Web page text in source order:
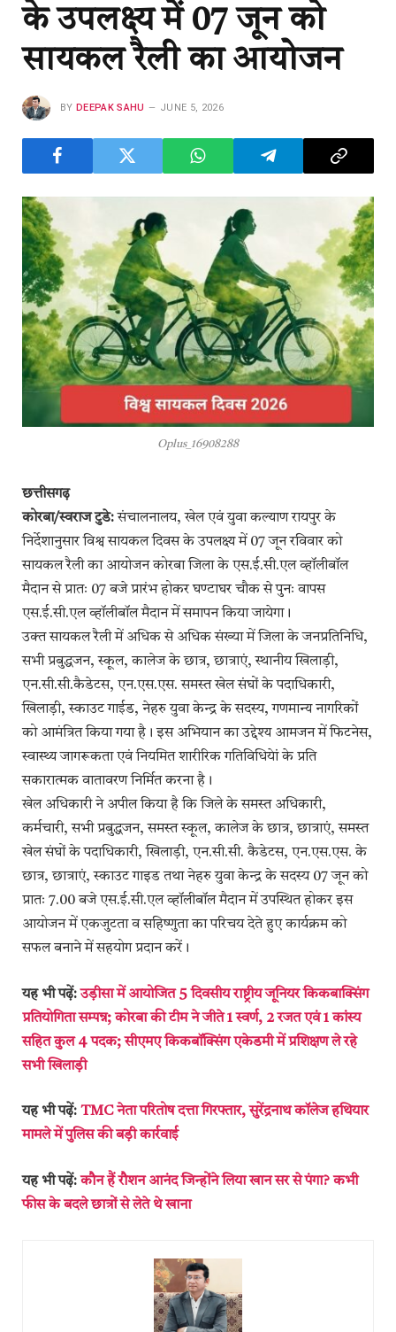
के उपलक्ष्य में 07 जून को
सायकल रैली का आयोजन
BY DEEPAK SAHU JUNE 5, 2026
Oplus_16908288
छत्तीसगढ़
कोरबा/स्वराज टुडे:संचालनालय, खेल एवं युवा कल्याण रायपुर के
निर्देशानुसार विश्व सायकल दिवस के उपलक्ष्य में 07 जून रविवार को
सायकल रैली का आयोजन कोरबा जिला के एस.ई.सी.एल व्हॉलीबॉल
मैदान से प्रातः 07 बजे प्रारंभ होकर घण्टाघर चौक से पुनः वापस
एस.ई.सी.एल व्हॉलीबॉल मैदान में समापन किया जायेगा।
उक्त सायकल रैली में अधिक से अधिक संख्या में जिला के जनप्रतिनिधि,
सभी प्रबुद्धजन, स्कूल, कालेज के छात्र, छात्राएं, स्थानीय खिलाड़ी,
एन.सी.सी.कैडेटस, एन.एस.एस. समस्त खेल संघों के पदाधिकारी,
खिलाड़ी, स्काउट गाईड, नेहरु युवा केन्द्र के सदस्य, गणमान्य नागरिकों
को आमंत्रित किया गया है। इस अभियान का उद्देश्य आमजन में फिटनेस,
स्वास्थ्य जागरूकता एवं नियमित शारीरिक गतिविधियेां के प्रति
सकारात्मक वातावरण निर्मित करना है।
खेल अधिकारी ने अपील किया है कि जिले के समस्त अधिकारी,
कर्मचारी, सभी प्रबुद्धजन, समस्त स्कूल, कालेज के छात्र, छात्राएं, समस्त
खेल संघों के पदाधिकारी, खिलाड़ी, एन.सी.सी. कैडेटस, एन.एस.एस. के
छात्र, छात्राएं, स्काउट गाइड तथा नेहरु युवा केन्द्र के सदस्य 07 जून को
प्रातः 7.00 बजे एस.ई.सी.एल व्हॉलीबॉल मैदान में उपस्थित होकर इस
आयोजन में एकजुटता व सहिष्णुता का परिचय देते हुए कार्यक्रम को
सफल बनाने में सहयोग प्रदान करें।
यह भी पढ़ें:उड़ीसा में आयोजित 5 दिवसीय राष्ट्रीय जूनियर किकबाक्सिंग
प्रतियोगिता सम्पन्न; कोरबा की टीम ने जीते 1 स्वर्ण, 2 रजत एवं 1 कांस्य
सहित कुल 4 पदक; सीएमए किकबॉक्सिंग एकेडमी में प्रशिक्षण ले रहे
सभी खिलाड़ी
यह भी पढ़ें: TMC नेता परितोष दत्ता गिरफ्तार, सुरेंद्रनाथ कॉलेज हथियार
मामले में पुलिस की बड़ी कार्रवाई
यह भी पढ़ें:कौन हैं रौशन आनंद जिन्होंने लिया खान सर से पंगा? कभी
फीस के बदले छात्रों से लेते थे खाना